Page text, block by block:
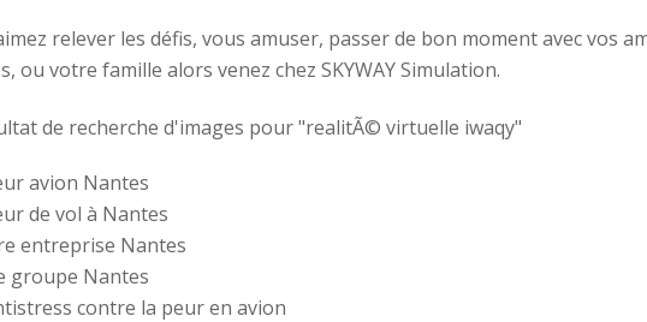
relever les défis, vous amuser, passer de bon moment avec vos
ou votre famille alors venez chez SKYWAY Simulation.
avion Nantes
de vol à Nantes
entreprise Nantes
groupe Nantes
contre la peur en avion